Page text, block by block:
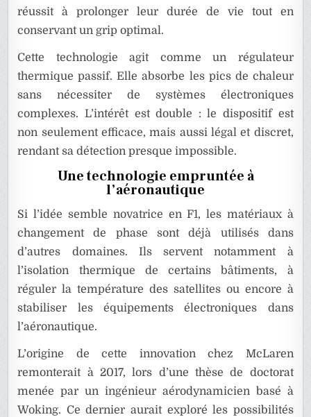
réussit à prolonger leur durée de vie tout en
conservant un grip optimal.
Cette technologie agit comme un régulateur
thermique passif. Elle absorbe les pics de chaleur
sans nécessiter de systèmes électroniques
complexes. L’intérêt est double : le dispositif est
non seulement efficace, mais aussi légal et discret,
rendant sa détection presque impossible.
Une technologie empruntée à
l’aéronautique
Si l’idée semble novatrice en F1, les matériaux à
changement de phase sont déjà utilisés dans
d’autres domaines. Ils servent notamment à
l’isolation thermique de certains bâtiments, à
réguler la température des satellites ou encore à
stabiliser les équipements électroniques dans
l’aéronautique.
L’origine de cette innovation chez McLaren
remonterait à 2017, lors d’une thèse de doctorat
menée par un ingénieur aérodynamicien basé à
Woking. Ce dernier aurait exploré les possibilités